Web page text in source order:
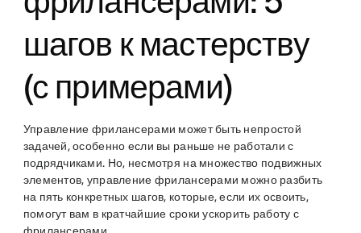
шагов к мастерству
(с примерами)
Управление фрилансерами может быть непростой
задачей, особенно если вы раньше не работали с
подрядчиками. Но, несмотря на множество подвижных
элементов, управление фрилансерами можно разбить
на пять конкретных шагов, которые, если их освоить,
помогут вам в кратчайшие сроки ускорить работу с